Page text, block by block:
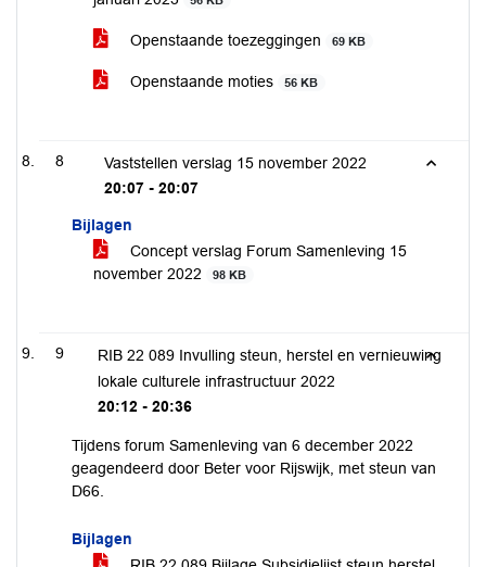
Openstaande toezeggingen 69 KB
Openstaande moties 56 KB
8
Vaststellen verslag 15 november 2022
20:07 - 20:07
Bijlagen
Concept verslag Forum Samenleving 15
november 2022
98 KB
9
RIB 22 089 Invulling steun, herstel en vernieuwing
lokale culturele infrastructuur 2022
20:12 - 20:36
Tijdens forum Samenleving van 6 december 2022
geagendeerd door Beter voor Rijswijk, met steun van
D66.
Bijlagen